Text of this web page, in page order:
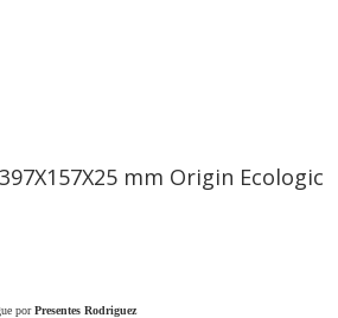
mm Origin Ecologic
por Presentes Rodriguez